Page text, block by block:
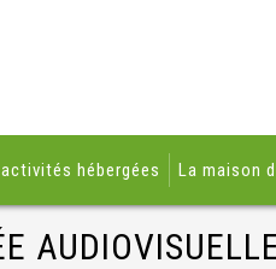
hébergées La maison